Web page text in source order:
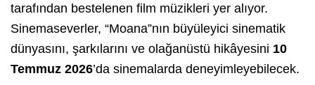
tarafından bestelenen film müzikleri yer alıyor.
Sinemaseverler, “Moana”nın büyüleyici sinematik
dünyasını, şarkılarını ve olağanüstü hikâyesini 10
Temmuz 2026’da sinemalarda deneyimleyebilecek.